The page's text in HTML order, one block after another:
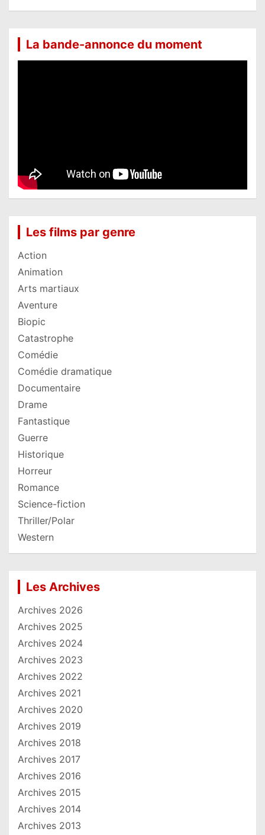
La bande-annonce du moment
Les films par genre
Action
Animation
Arts martiaux
Aventure
Biopic
Catastrophe
Comédie
Comédie dramatique
Documentaire
Drame
Fantastique
Guerre
Historique
Horreur
Romance
Science-fiction
Thriller/Polar
Western
Les Archives
Archives 2026
Archives 2025
Archives 2024
Archives 2023
Archives 2022
Archives 2021
Archives 2020
Archives 2019
Archives 2018
Archives 2017
Archives 2016
Archives 2015
Archives 2014
Archives 2013